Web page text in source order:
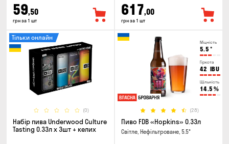
59,50
грн за 1 шт
617,00
грн за 1 шт
(0)
Тільки онлайн
Набір пива Underwood Culture
Tasting 0.33л x 3шт + келих
Міцність
5.5 °
Гіркота
42 IBU
Щільність
14.5 %
(28)
Пиво FDB «Hopkins» 0.33л
Світле, Нефільтроване, 5.5°